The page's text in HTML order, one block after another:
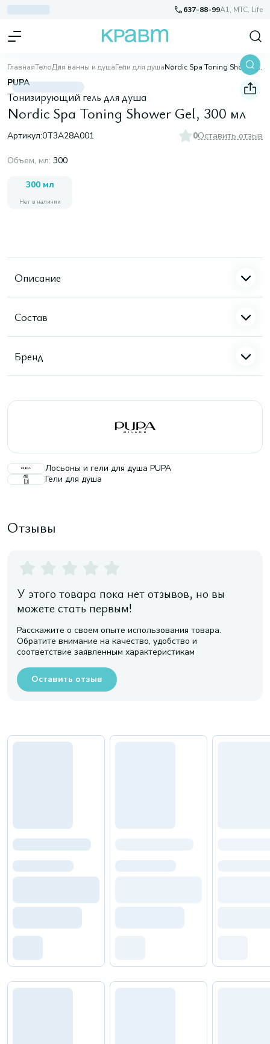
637-88-99A1, МТС, Life
ГлавнаяТелоДля ванны и душаГели для душа Nordic Spa Toning Shower Gel, 300 мл
PUPA
Тонизирующий гель для душа
Nordic Spa Toning Shower Gel, 300 мл
Артикул:0T3A28A001 0Оставить отзыв
Объем, мл: 300
300 мл
Нет в наличии
Описание
Состав
Бренд
Лосьоны и гели для душа PUPA
Гели для душа
Отзывы
У этого товара пока нет отзывов, но вы
можете стать первым!
Расскажите о своем опыте использования товара.
Обратите внимание на качество, удобство и
соответствие заявленным характеристикам
Оставить отзыв